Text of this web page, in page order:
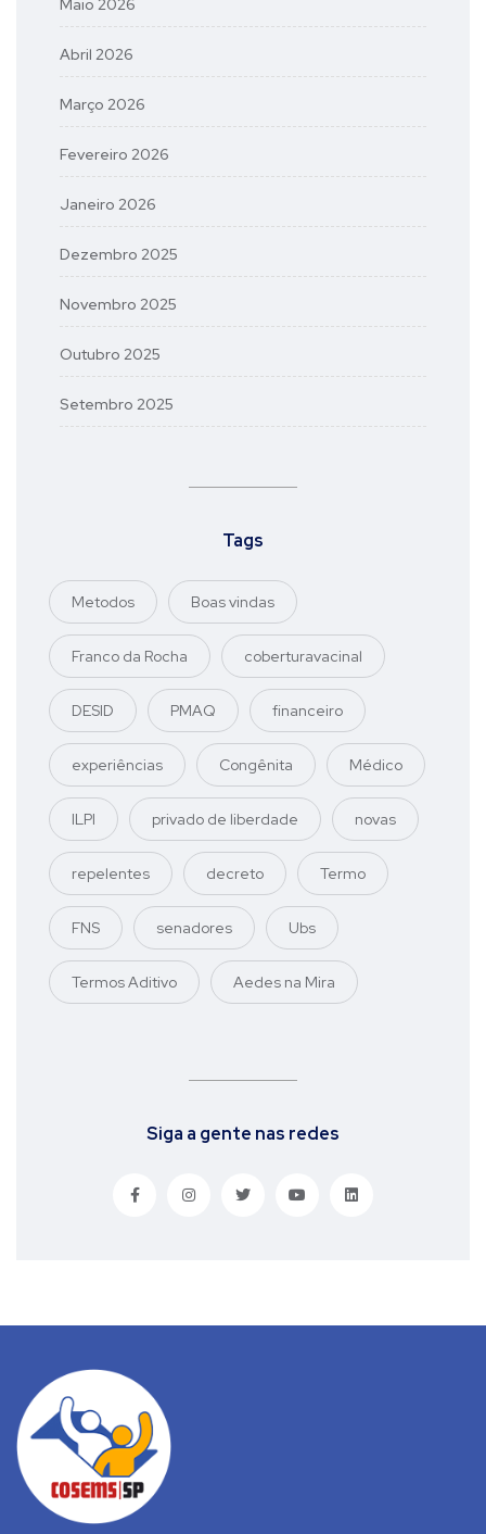
Maio 2026
Abril 2026
Março 2026
Fevereiro 2026
Janeiro 2026
Dezembro 2025
Novembro 2025
Outubro 2025
Setembro 2025
Tags
Metodos Boas vindas
Franco da Rocha coberturavacinal
DESID PMAQ financeiro
experiências Congênita Médico
ILPI privado de liberdade novas
repelentes decreto Termo
FNS senadores Ubs
Termos Aditivo Aedes na Mira
Siga a gente nas redes